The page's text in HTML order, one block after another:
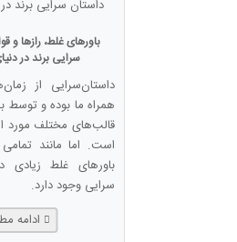
باورهای غلط، رازها و
سرایی برند در
داستان‌سرایی از
همراه ما بوده و توسط
قالب‌های مختلف مورد
است. اما مانند
باورهای غلط زیادی
سرایی وجود دارد.
ادامه